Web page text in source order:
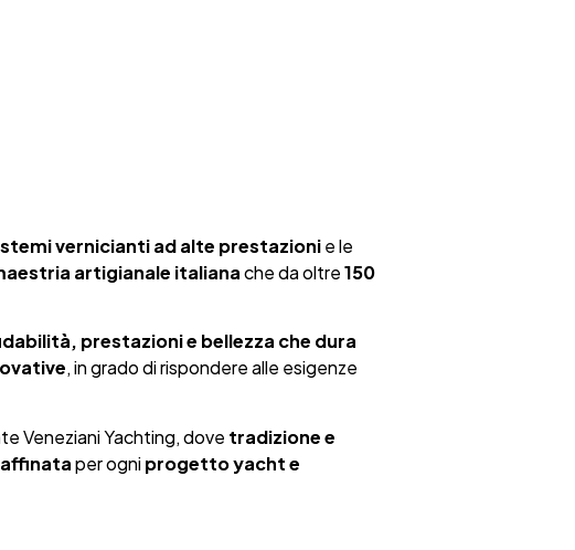
vernicianti ad alte prestazionie le
artigianale italianache da oltre150
prestazioni e bellezza che dura
, in grado di rispondere alle esigenze
Veneziani Yachting, dove tradizione e
per ogni progetto yacht e